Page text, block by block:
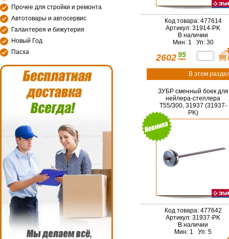
Прочее для стройки и ремонта
Автотовары и автосервис
Галантерея и бижутерия
Новый Год
Пасха
Код товара: 477614
Артикул: 31914-PK
В наличии
Мин: 1 Уп: 30
2602 95
В этом
ЗУБР сменный боек для
нейлера-степлера
Т55/300, 31937 (31937-
PK)
Код товара: 477642
Артикул: 31937-PK
В наличии
Мин: 1 Уп: 5